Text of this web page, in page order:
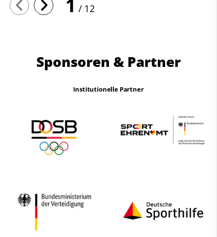
1 12
Sponsoren & Partner
Institutionelle Partner